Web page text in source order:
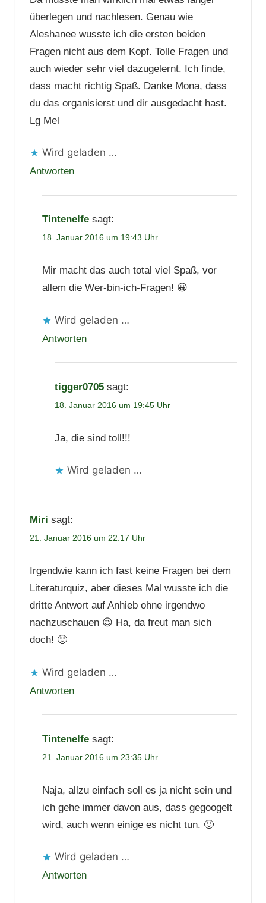
überlegen und nachlesen. Genau wie
Aleshanee wusste ich die ersten beiden
Fragen nicht aus dem Kopf. Tolle Fragen und
auch wieder sehr viel dazugelernt. Ich finde,
dass macht richtig Spaß. Danke Mona, dass
du das organisierst und dir ausgedacht hast.
Lg Mel
Wird geladen …
Antworten
Tintenelfe sagt:
18. Januar 2016 um 19:43 Uhr
Mir macht das auch total viel Spaß, vor
allem die Wer-bin-ich-Fragen! 😀
Wird geladen …
Antworten
tigger0705 sagt:
18. Januar 2016 um 19:45 Uhr
Ja, die sind toll!!!
Wird geladen …
Miri sagt:
21. Januar 2016 um 22:17 Uhr
Irgendwie kann ich fast keine Fragen bei dem
Literaturquiz, aber dieses Mal wusste ich die
dritte Antwort auf Anhieb ohne irgendwo
nachzuschauen 😉 Ha, da freut man sich
doch! 🙂
Wird geladen …
Antworten
Tintenelfe sagt:
21. Januar 2016 um 23:35 Uhr
Naja, allzu einfach soll es ja nicht sein und
ich gehe immer davon aus, dass gegoogelt
wird, auch wenn einige es nicht tun. 🙂
Wird geladen …
Antworten